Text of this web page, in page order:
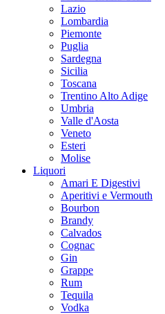
Lazio
Lombardia
Piemonte
Puglia
Sardegna
Sicilia
Toscana
Trentino Alto Adige
Umbria
Valle d'Aosta
Veneto
Esteri
Molise
Liquori
Amari E Digestivi
Aperitivi e Vermouth
Bourbon
Brandy
Calvados
Cognac
Gin
Grappe
Rum
Tequila
Vodka